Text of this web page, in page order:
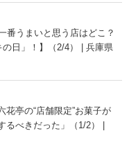
うまいと思う店はどこ？
の日」！】（2/4） | 兵庫県
花亭の“店舗限定”お菓子が
べきだった」（1/2） |